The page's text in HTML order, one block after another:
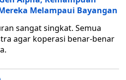
Melampaui Bayangan
sangat singkat. Semua
agar koperasi benar-benar